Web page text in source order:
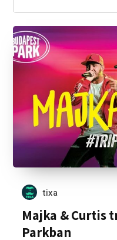
tixa
Majka & Curtis
Parkban